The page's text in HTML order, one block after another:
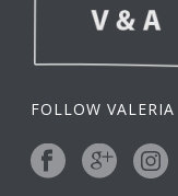
FOLLOW VALERIA